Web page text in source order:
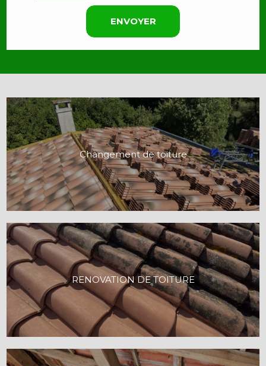
Changement de toiture
RENOVATION DE TOITURE